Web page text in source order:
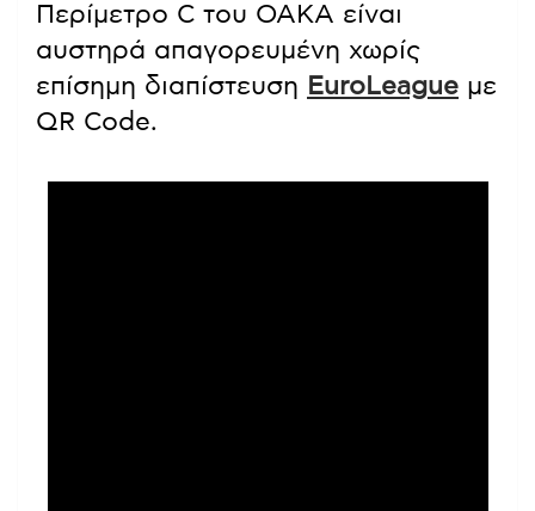
Περίμετρο C του ΟΑΚΑ είναι
αυστηρά απαγορευμένη χωρίς
επίσημη διαπίστευση EuroLeague με
QR Code.